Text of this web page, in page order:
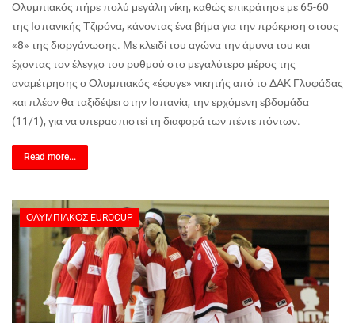
Ολυμπιακός πήρε πολύ μεγάλη νίκη, καθώς επικράτησε με 65-60
της Ισπανικής Τζιρόνα, κάνοντας ένα βήμα για την πρόκριση στους
«8» της διοργάνωσης. Με κλειδί του αγώνα την άμυνα του και
έχοντας τον έλεγχο του ρυθμού στο μεγαλύτερο μέρος της
αναμέτρησης ο Ολυμπιακός «έφυγε» νικητής από το ΔΑΚ Γλυφάδας
και πλέον θα ταξιδέψει στην Ισπανία, την ερχόμενη εβδομάδα
(11/1), για να υπερασπιστεί τη διαφορά των πέντε πόντων.
Read more...
ΟΛΥΜΠΙΑΚΌΣ EUROCUP